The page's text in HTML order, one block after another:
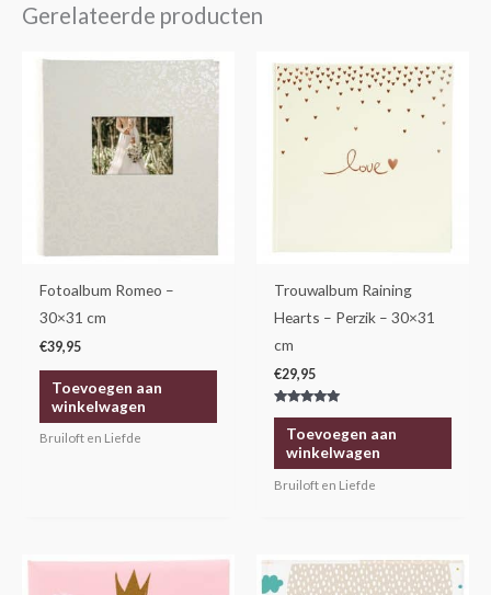
Gerelateerde producten
Fotoalbum Romeo –
30×31 cm
€39,95
Toevoegen aan
winkelwagen
Bruiloft en Liefde
Trouwalbum Raining
Hearts – Perzik – 30×31
cm
€29,95
Gewaardeerd
5.00
uit 5Toevoegen aan
winkelwagen
Bruiloft en Liefde